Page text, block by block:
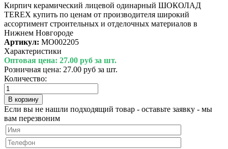
Кирпич керамический лицевой одинарный ШОКОЛАД
TEREX купить по ценам от производителя широкий
ассортимент строительных и отделочных материалов в
Нижнем Новгороде
Артикул: МО002205
Характеристики
Оптовая цена: 27.00 руб за шт.
Розничная цена: 27.00 руб за шт.
Количество:
Если вы не нашли подходящий товар - оставьте заявку - мы
вам перезвоним